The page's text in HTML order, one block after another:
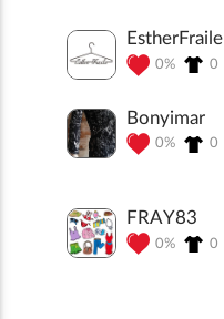
EstherFraile
0% 0
Bonyimar
0% 0
FRAY83
0% 0